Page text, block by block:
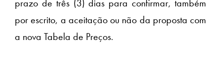
prazo de três (3) dias para confirmar, também
por escrito, a aceitação ou não da proposta com
a nova Tabela de Preços.